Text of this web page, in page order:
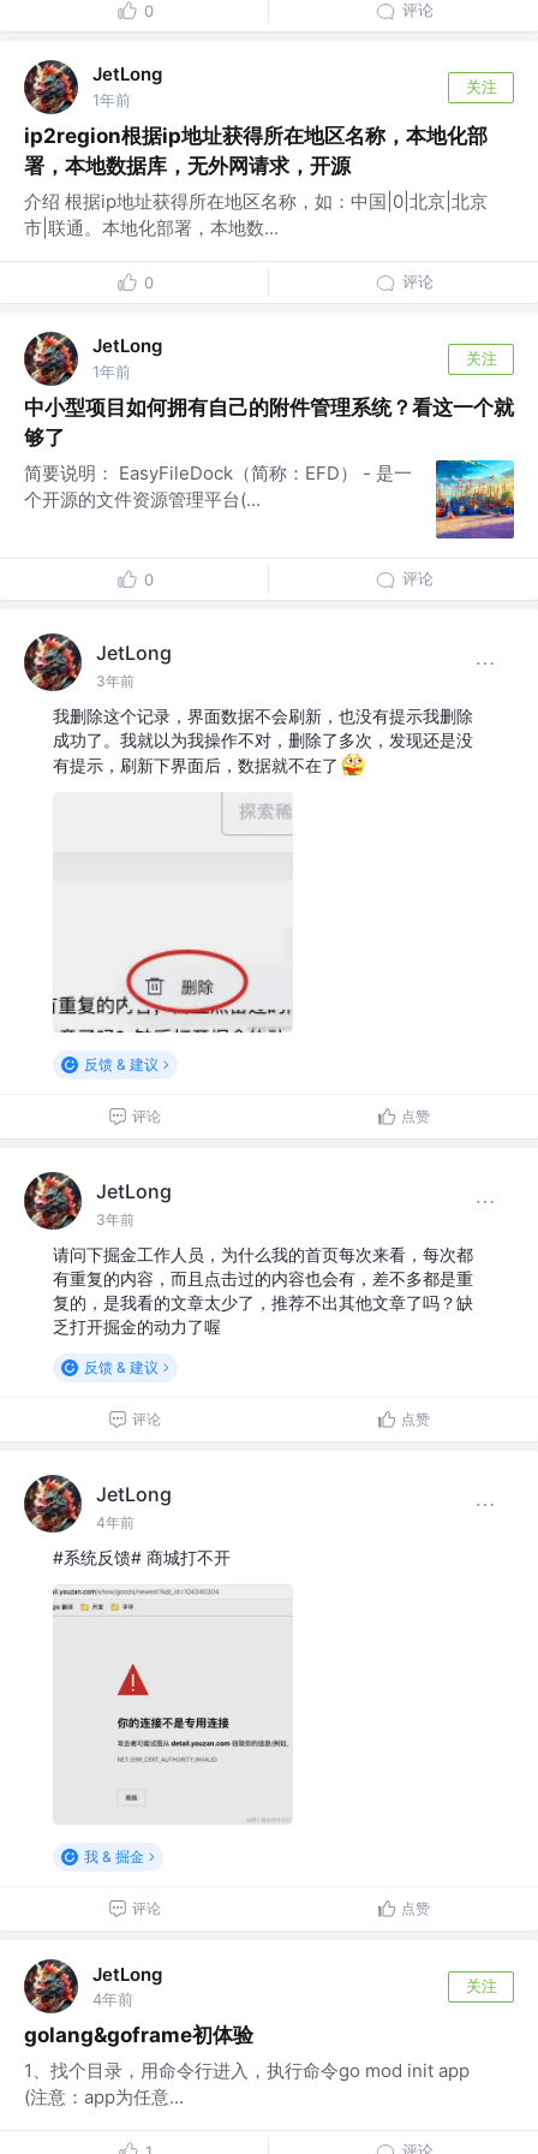
0 评论
JetLong
1年前
关注
ip2region根据ip地址获得所在地区名称，本地化部
署，本地数据库，无外网请求，开源
介绍 根据ip地址获得所在地区名称，如：中国|0|北京|北京
市|联通。本地化部署，本地数...
0 评论
JetLong
1年前
关注
中小型项目如何拥有自己的附件管理系统？看这一个就
够了
简要说明： EasyFileDock（简称：EFD） - 是一
个开源的文件资源管理平台(...
0 评论
JetLong
3年前
我删除这个记录，界面数据不会刷新，也没有提示我删除
成功了。我就以为我操作不对，删除了多次，发现还是没
有提示，刷新下界面后，数据就不在了
反馈 & 建议
评论 点赞
JetLong
3年前
请问下掘金工作人员，为什么我的首页每次来看，每次都
有重复的内容，而且点击过的内容也会有，差不多都是重
复的，是我看的文章太少了，推荐不出其他文章了吗？缺
乏打开掘金的动力了喔
反馈 & 建议
评论 点赞
JetLong
4年前
#系统反馈# 商城打不开
我 & 掘金
评论 点赞
JetLong
4年前
关注
golang&goframe初体验
1、找个目录，用命令行进入，执行命令go mod init app
(注意：app为任意...